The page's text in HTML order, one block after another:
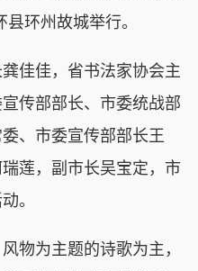
环州故城举行。
佳佳，省书法家协会主
传部部长、市委统战部
、市委宣传部部长王
莲，副市长吴宝定，市
。
为主题的诗歌为主，